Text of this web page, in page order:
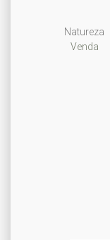
Natureza
Venda